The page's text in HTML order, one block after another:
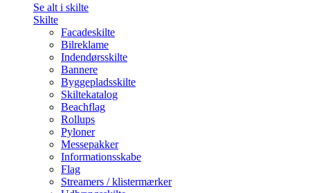
Se alt i skilte
Skilte
Facadeskilte
Bilreklame
Indendørsskilte
Bannere
Byggepladsskilte
Skiltekatalog
Beachflag
Rollups
Pyloner
Messepakker
Informationsskabe
Flag
Streamers / klistermærker